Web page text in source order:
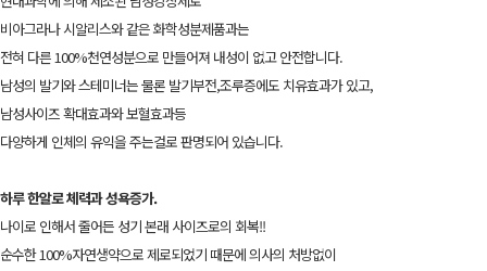
비아그라나 시알리스와 같은 화학성분제품과는
전혀 다른 100%천연성분으로 만들어져 내성이 없고 안전합니다.
남성의 발기와 스테미너는 물론 발기부전,조루증에도 치유효과가 있고,
남성사이즈 확대효과와 보혈효과등
다양하게 인체의 유익을 주는걸로 판명되어 있습니다.
하루 한알로 체력과 성욕증가.
나이로 인해서 줄어든 성기 본래 사이즈로의 회복!!
순수한 100%자연생약으로 제로되었기 때문에 의사의 처방없이